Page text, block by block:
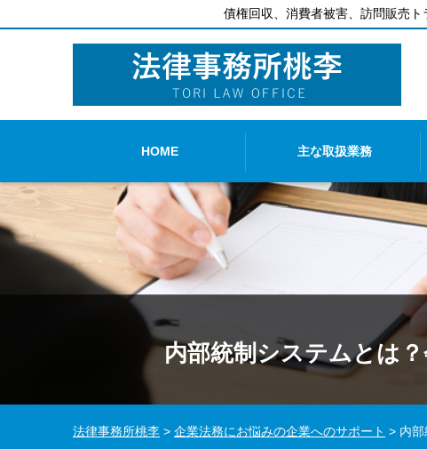
債権回収、消費者被害、訪問販売
HOME 主な取扱業務
内部統制システムとは
法律事務所桃李 > 企業法務にお悩みの企業へのサポート > 内